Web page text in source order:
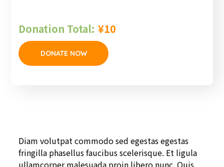
Donation Total: ¥10
Diam volutpat commodo sed egestas egestas
fringilla phasellus faucibus scelerisque. Et ligula
ullamcorper malesuada proin libero nunc. Quis